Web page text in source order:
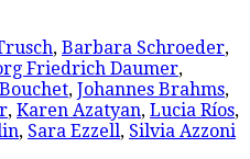
, Barbara Schroeder,
Friedrich Daumer,
, Johannes Brahms,
, Karen Azatyan, Lucia Ríos,
, Sara Ezzell, Silvia Azzoni